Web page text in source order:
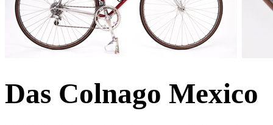
Das Colnago Mexico